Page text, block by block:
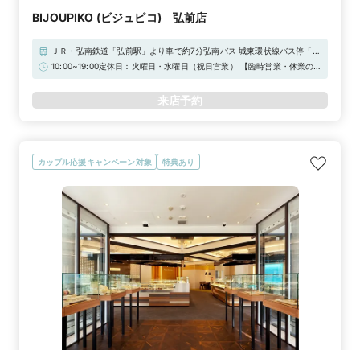
BIJOUPIKO (ビジュピコ) 弘前店
ＪＲ・弘南鉄道「弘前駅」より車で約7分弘南バス 城東環状線バス停「田
園」より徒歩で約3分東北自動車道「大鰐弘前ＩＣ」より車で約15分
10:00~19:00定休日：火曜日・水曜日（祝日営業） 【臨時営業・休業の
時営業いたします。《臨時営業日》 祝日 / 9月30日（水）/ 12月22日
（火）/ 12月23日（水）/ 12月29日（火）/ 12月30日（水）◆Web来店予
来店予約
カップル応援キャンペーン対象 特典あり